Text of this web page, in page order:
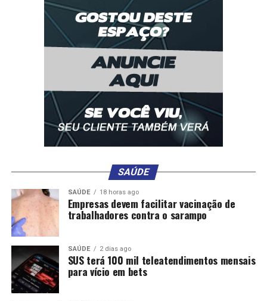
‘apadrinhamento’
Leia Também:
STF, Congresso e governo acumulam
atritos que deságuam em disputa sobre emendas
Comentários
COMEMORAM
DESTAQUE DINO
EMENDAS
POLITICA PSOL SUSPENDER
UP NEXT
Não pretendo ser candidata à Presidência, diz Gleisi;
Lula é o nome do PT para 2026
DON'T MISS
Ponte no rio Teles Pires é concluída no Nortão;
investimento de R$ 48,3 milhões
SAÚDE
SAÚDE 18 horas ago
Empresas devem facilitar vacinação de
trabalhadores contra o sarampo
SAÚDE 2 dias ago
SUS terá 100 mil teleatendimentos mensais
para vício em bets